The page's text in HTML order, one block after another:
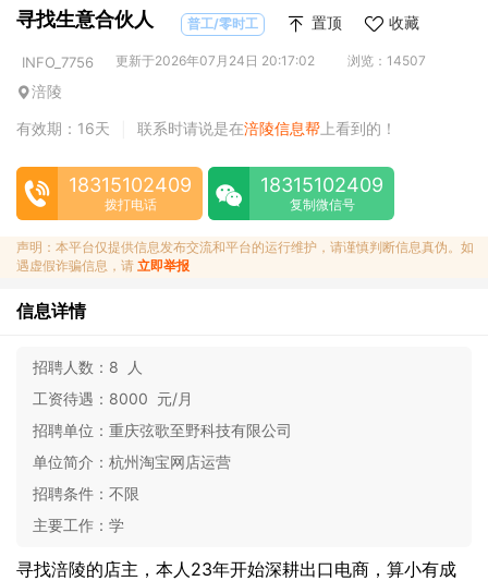
寻找生意合伙人 普工/零时工 置顶 收藏
INFO_7756 更新于2026年07月24日 20:17:02 浏览：14507
涪陵
有效期：16天
联系时请说是在涪陵信息帮 上看到的！
18315102409
拨打电话
18315102409
复制微信号
声明：本平台仅提供信息发布交流和平台的运行维护，请谨慎判断信息真伪。如
遇虚假诈骗信息，请 立即举报
信息详情
招聘人数： 8 人
工资待遇： 8000 元/月
招聘单位： 重庆弦歌至野科技有限公司
单位简介： 杭州淘宝网店运营
招聘条件： 不限
主要工作： 学
寻找涪陵的店主，本人23年开始深耕出口电商，算小有成